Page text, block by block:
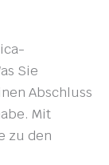
Sie
Abschluss
Mit
zu den